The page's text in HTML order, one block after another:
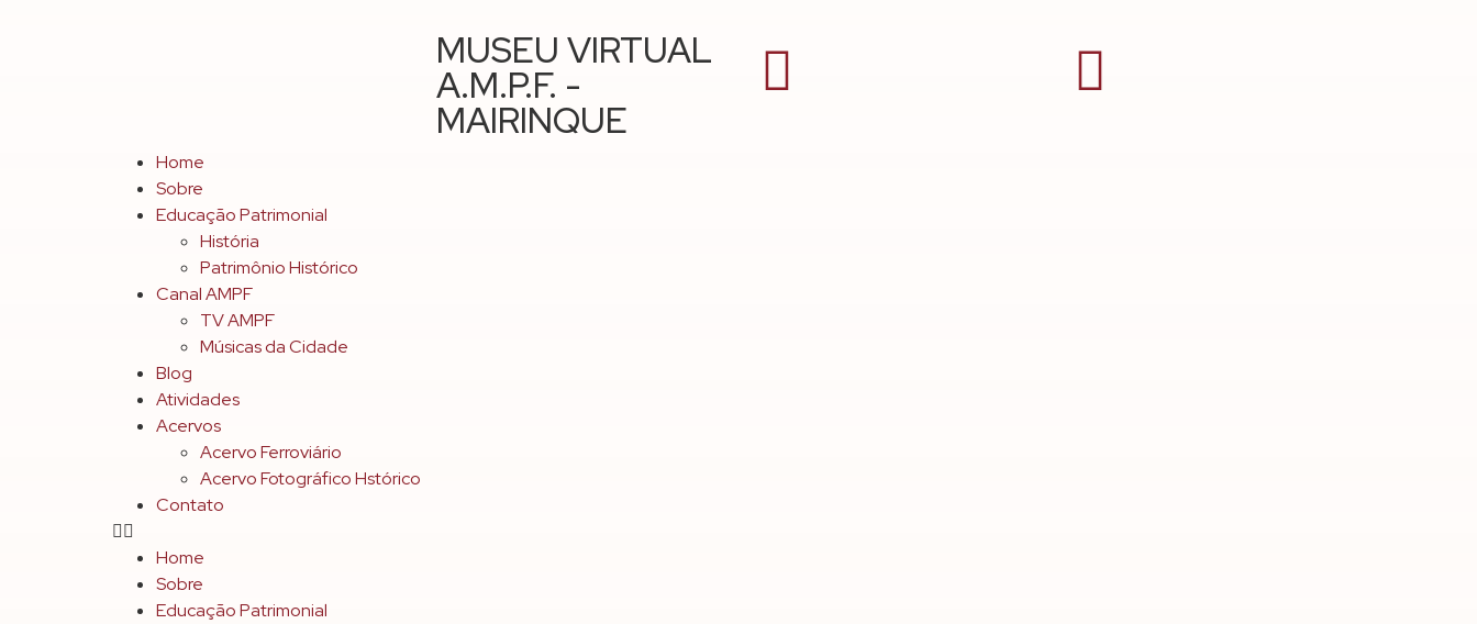
MUSEU VIRTUAL
A.M.P.F. -
MAIRINQUE
Home
Sobre
Educação Patrimonial
História
Patrimônio Histórico
Canal AMPF
TV AMPF
Músicas da Cidade
Blog
Atividades
Acervos
Acervo Ferroviário
Acervo Fotográfico Hstórico
Contato
Home
Sobre
Educação Patrimonial